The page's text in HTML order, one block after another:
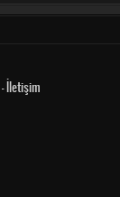
-İletişim